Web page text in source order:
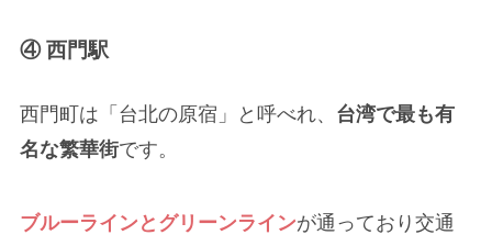
④ 西門駅
西門町は「台北の原宿」と呼べれ、 台湾で最も有
名な繁華街です。
ブルーラインとグリーンラインが通っており交通